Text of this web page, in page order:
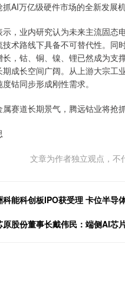
AI万亿级硬件市场的全新发展机
，业内研究认为未来主流固
术路线下具备不可替代性。
，钴、铜、镍、锂已然成为支
成长空间广阔。从上游大宗
钴同步形成刚性需求。
赛道长期景气，腾远钴业将抢
文章为作者独立观点，不
能科创板IPO获受理 卡位半导
股份董事长戴伟民：端侧AI芯